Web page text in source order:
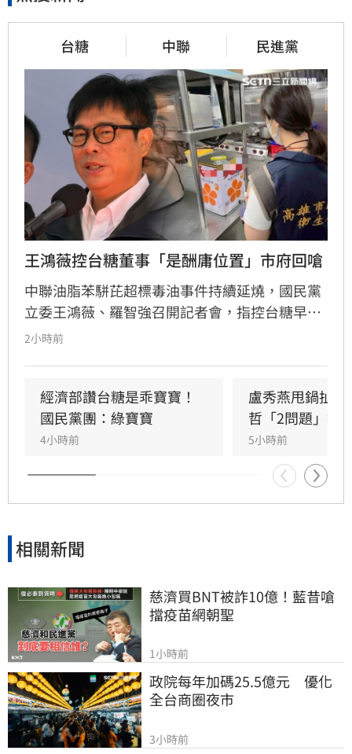
台糖 中聯 民進黨
王鴻薇控台糖董事「是酬庸位置」市府回嗆
中聯油脂苯駢芘超標毒油事件持續延燒，國民黨
立委王鴻薇、羅智強召開記者會，指控台糖早在
五月即知情卻隱匿不報，並質疑台糖董事會淪為
回，強調陳其邁市長未曾推薦台糖人事，呼籲勿
惡意抹黑。同時，高市府反擊指出王鴻薇曾收受
遭重罰的南僑油脂政治獻金，質疑其發言動機。
雙方陣營針對台糖人事布局與食安通報責任展開
激烈政治攻防，事件背後的政治角力與食安疑雲
恐將持續擴大，民眾對於食安把關的信任度亦備
2小時前
經濟部讚台糖是乖寶寶！
國民黨團：綠寶寶
4小時前
盧秀燕甩鍋扯
哲「2問題」打
5小時前
相關新聞
慈濟買BNT被詐10億！藍昔嗆
擋疫苗網朝聖
1小時前
政院每年加碼25.5億元　優化
全台商圈夜市
3小時前